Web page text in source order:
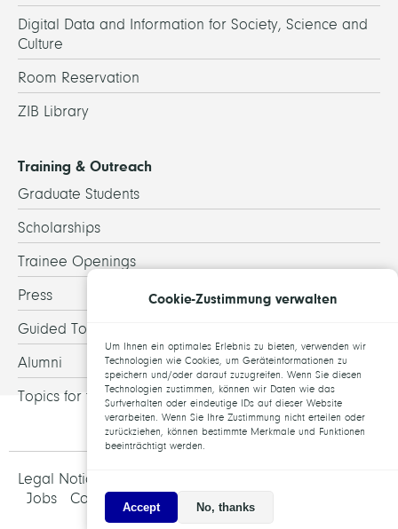
Digital Data and Information for Society, Science and
Culture
Room Reservation
ZIB Library
Training & Outreach
Graduate Students
Scholarships
Trainee Openings
Press
Guided Tours
Alumni
Topics for theses
Legal Notice and Data Protection
Jobs
Contact
Cookie-Zustimmung verwalten
Um Ihnen ein optimales Erlebnis zu bieten, verwenden wir
Technologien wie Cookies, um Geräteinformationen zu
speichern und/oder darauf zuzugreifen. Wenn Sie diesen
Technologien zustimmen, können wir Daten wie das
Surfverhalten oder eindeutige IDs auf dieser Website
verarbeiten. Wenn Sie Ihre Zustimmung nicht erteilen oder
zurückziehen, können bestimmte Merkmale und Funktionen
beeinträchtigt werden.
Accept No, thanks